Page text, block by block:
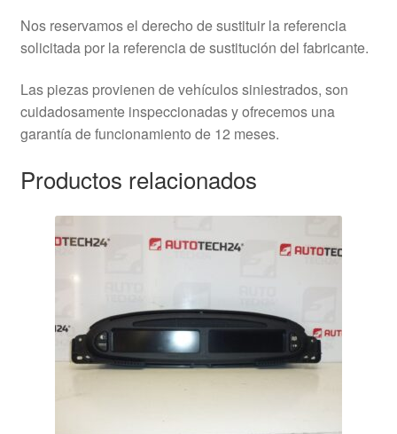
Nos reservamos el derecho de sustituir la referencia
solicitada por la referencia de sustitución del fabricante.
Las piezas provienen de vehículos siniestrados, son
cuidadosamente inspeccionadas y ofrecemos una
garantía de funcionamiento de 12 meses.
Productos relacionados